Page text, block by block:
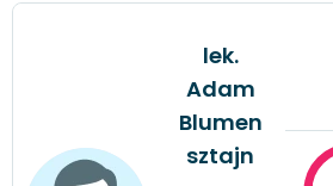
lek.
Adam
Blumen
sztajn